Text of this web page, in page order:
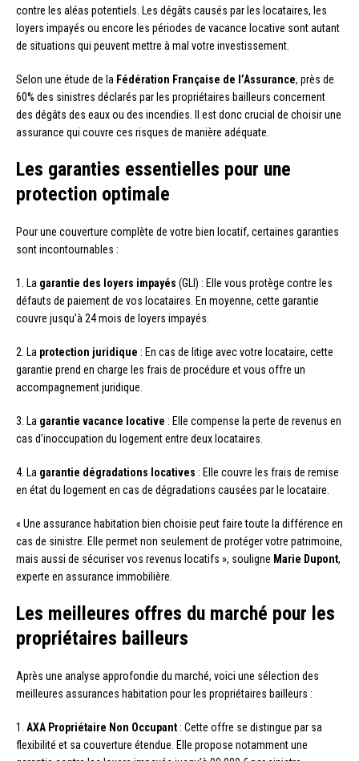
contre les aléas potentiels. Les dégâts causés par les locataires, les
loyers impayés ou encore les périodes de vacance locative sont autant
de situations qui peuvent mettre à mal votre investissement.
Selon une étude de la Fédération Française de l’Assurance, près de
60% des sinistres déclarés par les propriétaires bailleurs concernent
des dégâts des eaux ou des incendies. Il est donc crucial de choisir une
assurance qui couvre ces risques de manière adéquate.
Les garanties essentielles pour une
protection optimale
Pour une couverture complète de votre bien locatif, certaines garanties
sont incontournables :
1. La garantie des loyers impayés (GLI) : Elle vous protège contre les
défauts de paiement de vos locataires. En moyenne, cette garantie
couvre jusqu’à 24 mois de loyers impayés.
2. La protection juridique : En cas de litige avec votre locataire, cette
garantie prend en charge les frais de procédure et vous offre un
accompagnement juridique.
3. La garantie vacance locative : Elle compense la perte de revenus en
cas d’inoccupation du logement entre deux locataires.
4. La garantie dégradations locatives : Elle couvre les frais de remise
en état du logement en cas de dégradations causées par le locataire.
« Une assurance habitation bien choisie peut faire toute la différence en
cas de sinistre. Elle permet non seulement de protéger votre patrimoine,
mais aussi de sécuriser vos revenus locatifs », souligne Marie Dupont,
experte en assurance immobilière.
Les meilleures offres du marché pour les
propriétaires bailleurs
Après une analyse approfondie du marché, voici une sélection des
meilleures assurances habitation pour les propriétaires bailleurs :
1. AXA Propriétaire Non Occupant : Cette offre se distingue par sa
flexibilité et sa couverture étendue. Elle propose notamment une